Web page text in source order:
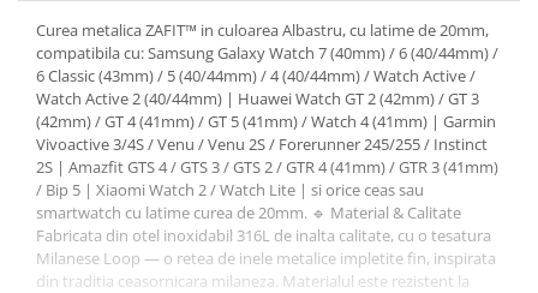
Curea metalica ZAFIT™ in culoarea Albastru, cu latime de 20mm,
compatibila cu: Samsung Galaxy Watch 7 (40mm) / 6 (40/44mm) /
6 Classic (43mm) / 5 (40/44mm) / 4 (40/44mm) / Watch Active /
Watch Active 2 (40/44mm) | Huawei Watch GT 2 (42mm) / GT 3
(42mm) / GT 4 (41mm) / GT 5 (41mm) / Watch 4 (41mm) | Garmin
Vivoactive 3/4S / Venu / Venu 2S / Forerunner 245/255 / Instinct
2S | Amazfit GTS 4 / GTS 3 / GTS 2 / GTR 4 (41mm) / GTR 3 (41mm)
/ Bip 5 | Xiaomi Watch 2 / Watch Lite | si orice ceas sau
smartwatch cu latime curea de 20mm. 🔹 Material & Calitate
Fabricata din otel inoxidabil 316L de inalta calitate, cu o tesatura
Milanese Loop — o retea de inele metalice impletite fin, inspirata
din traditia ceasornicara milaneza. Materialul este rezistent la